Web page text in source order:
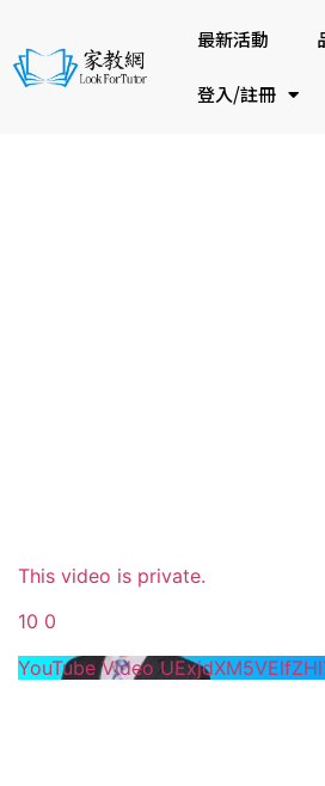
最新活動
登入/註冊
This video is private.
10 0
YouTube Video